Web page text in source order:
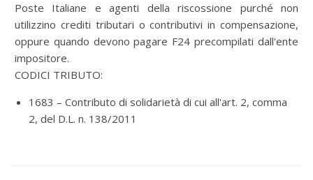
Poste Italiane e agenti della riscossione purché non
utilizzino crediti tributari o contributivi in compensazione,
oppure quando devono pagare F24 precompilati dall'ente
impositore.
CODICI TRIBUTO:
1683 – Contributo di solidarietà di cui all'art. 2, comma
2, del D.L. n. 138/2011